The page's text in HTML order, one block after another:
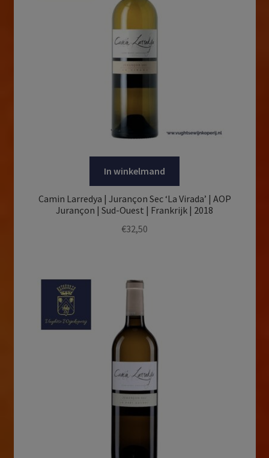
In winkelmand
Camin Larredya | Jurançon Sec ‘La Virada’ | AOP
Jurançon | Sud-Ouest | Frankrijk | 2018
€32,50